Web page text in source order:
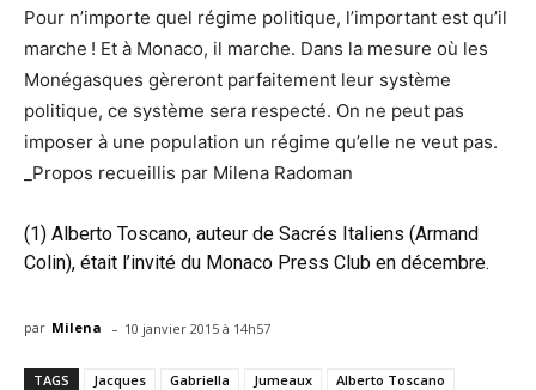
Pour n’importe quel régime politique, l’important est qu’il
marche ! Et à Monaco, il marche. Dans la mesure où les
Monégasques gèreront parfaitement leur système
politique, ce système sera respecté. On ne peut pas
imposer à une population un régime qu’elle ne veut pas.
_Propos recueillis par Milena Radoman
(1) Alberto Toscano, auteur de Sacrés Italiens (Armand
Colin), était l’invité du Monaco Press Club en décembre.
par Milena - 10 janvier 2015 à 14h57
TAGS Jacques Gabriella Jumeaux
Alberto Toscano